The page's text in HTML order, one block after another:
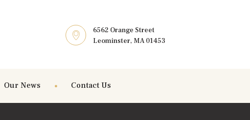
6562 Orange Street
Leominster, MA 01453
Our News Contact Us